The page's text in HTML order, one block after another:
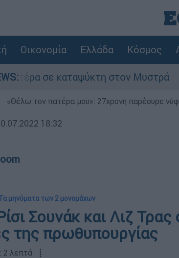
Οικονομία Ελλάδα Κόσμος
καταψύκτη στον Μυστρά
«Θέλω τον πατέρα μου»: 27χρονη παρέσυρε
18:32
μηνύματα των 2 μονομάχων
Σουνάκ και Λιζ Τρας
της πρωθυπουργίας
2 λεπτά ┋